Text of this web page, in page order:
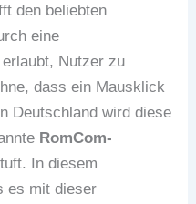
den beliebten
eine
Nutzer zu
dass ein Mausklick
Deutschland wird diese
RomCom-
In diesem
es mit dieser